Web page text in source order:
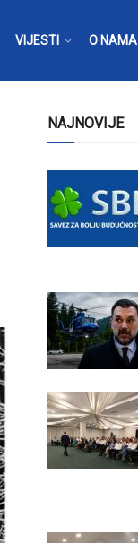
VIJESTI O NAMA
NAJNOVIJE